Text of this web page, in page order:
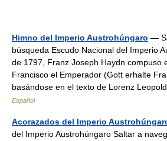
Himno del Imperio Austrohúngaro —
búsqueda Escudo Nacional del Imperio
de 1797, Franz Joseph Haydn compuso
Francisco el Emperador (Gott erhalte
basándose en el texto de Lorenz
Español
Acorazados del Imperio
del Imperio Austrohúngaro Saltar a